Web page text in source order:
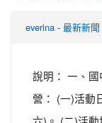
everina - 最新新聞
說明： 一、
營： (一)活動